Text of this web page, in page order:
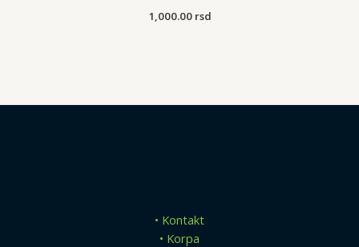
1,000.00 rsd
• Kontakt
• Korpa